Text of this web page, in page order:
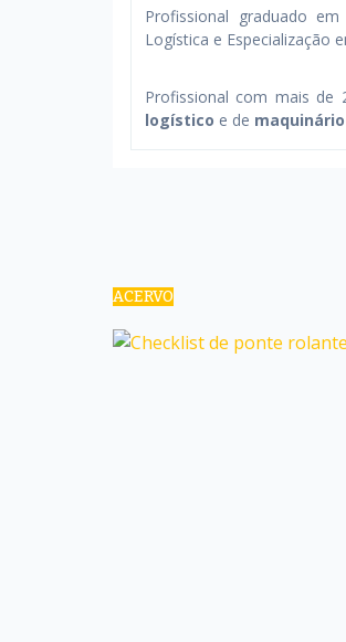
Profissional graduado em
Logística e Especialização
Profissional com mais de
logístico e de
ACERVO